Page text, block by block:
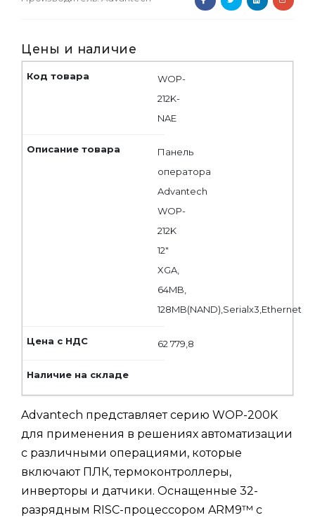
Цены и наличие
WOP-
212K-
NAE
Панель
оператора
Advantech
WOP-
212K
12"
XGA,
64MB,
128MB(NAND),Serialx3,Ethernet
62 779,8
Advantech представляет серию WOP-200K
для применения в решениях автоматизации
с различными операциями, которые
включают ПЛК, термоконтроллеры,
инверторы и датчики. Оснащенные 32-
разрядным RISC-процессором ARM9™ с